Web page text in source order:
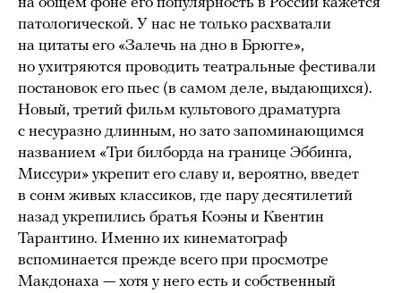
патологической. У нас не только расхватали
на цитаты его «Залечь на дно в Брюгге»,
но ухитряются проводить театральные фестивали
постановок его пьес (в самом деле, выдающихся).
Новый, третий фильм культового драматурга
с несуразно длинным, но зато запоминающимся
названием «Три билборда на границе Эббинга,
Миссури» укрепит его славу и, вероятно, введет
в сонм живых классиков, где пару десятилетий
назад укрепились братья Коэны и Квентин
Тарантино. Именно их кинематограф
вспоминается прежде всего при просмотре
Макдонаха — хотя у него есть и собственный